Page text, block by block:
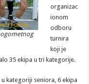
organizac
ionom
odboru
turnira
koji je
35 ekipa u tri kategorije.
kategoriji seniora, 6 ekipa